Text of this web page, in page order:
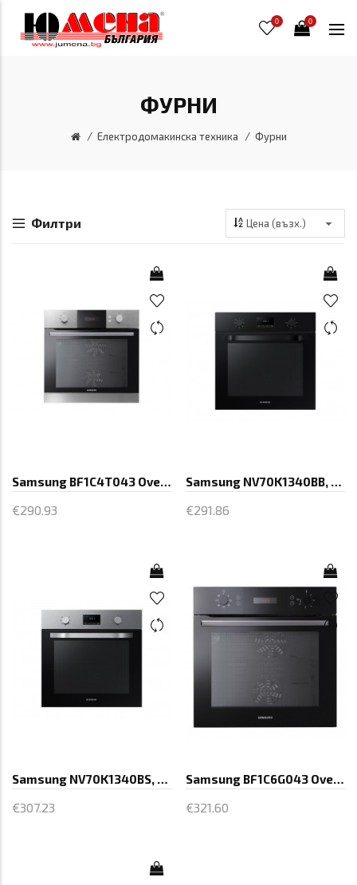
0 0
ФУРНИ
Електродомакинска техника Фурни
Филтри
Samsung BF1C4T043 Oven, Tact Button,
€290.93
Samsung NV70K1340BB, Oven, Capacity
€291.86
Samsung NV70K1340BS, Oven, Capacity
€307.23
Samsung BF1C6G043 Oven, Toutch Control,
€321.60